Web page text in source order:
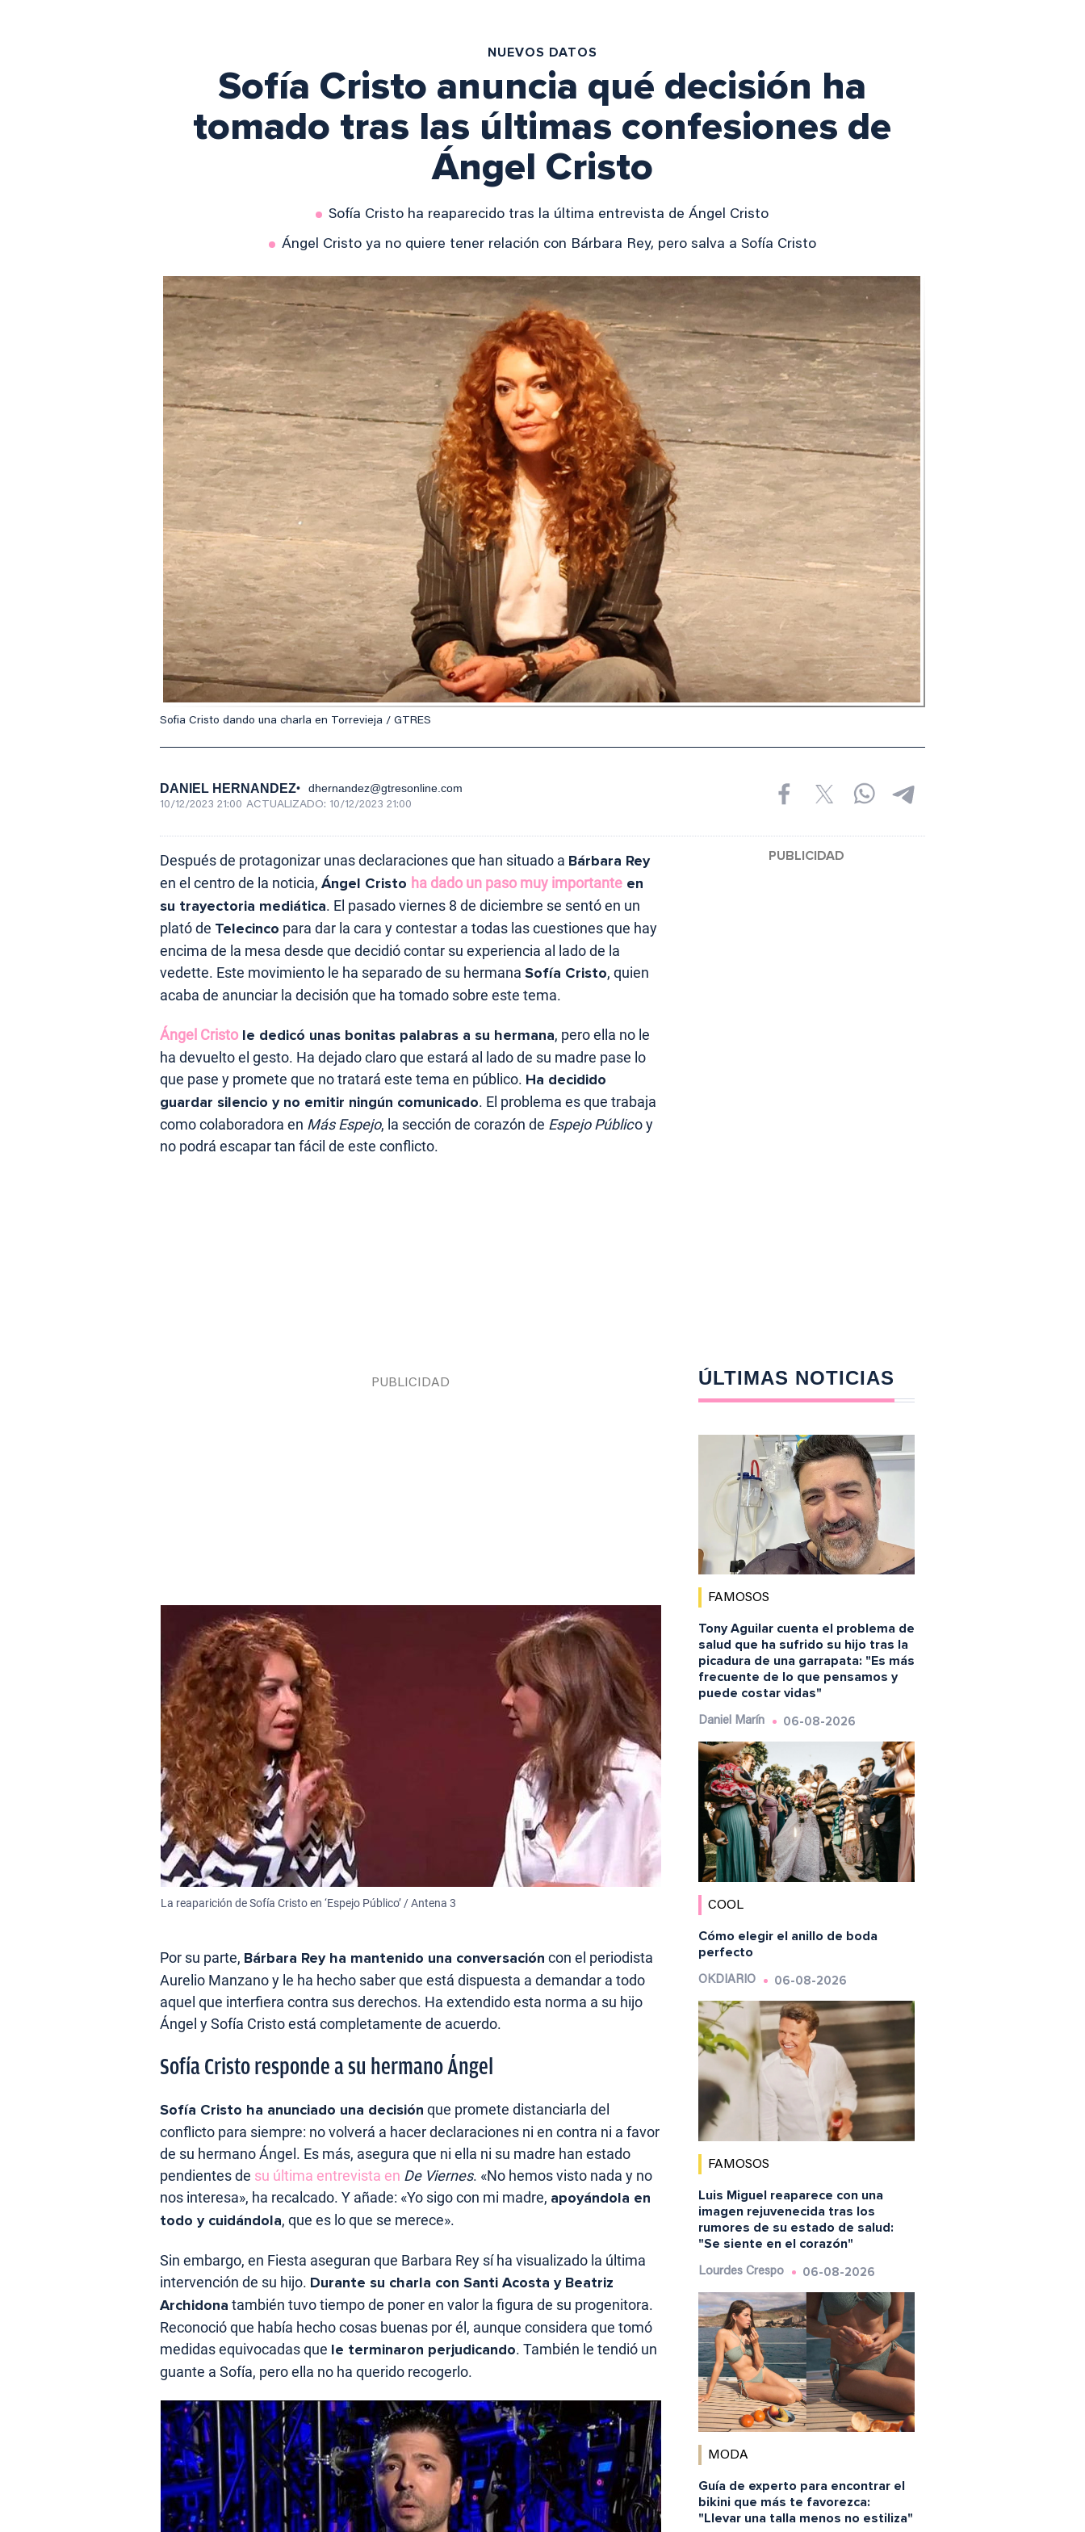
NUEVOS DATOS
Sofía Cristo anuncia qué decisión ha
tomado tras las últimas confesiones de
Ángel Cristo
Sofía Cristo ha reaparecido tras la última entrevista de Ángel Cristo
Ángel Cristo ya no quiere tener relación con Bárbara Rey, pero salva a Sofía Cristo
Sofia Cristo dando una charla en Torrevieja / GTRES
DANIEL HERNANDEZ dhernandez@gtresonline.com
10/12/2023 21:00 ACTUALIZADO: 10/12/2023 21:00
Después de protagonizar unas declaraciones que han situado a Bárbara Rey
en el centro de la noticia, Ángel Cristo ha dado un paso muy importante en
su trayectoria mediática. El pasado viernes 8 de diciembre se sentó en un
plató de Telecinco para dar la cara y contestar a todas las cuestiones que hay
encima de la mesa desde que decidió contar su experiencia al lado de la
vedette. Este movimiento le ha separado de su hermana Sofía Cristo, quien
acaba de anunciar la decisión que ha tomado sobre este tema.
Ángel Cristo le dedicó unas bonitas palabras a su hermana, pero ella no le
ha devuelto el gesto. Ha dejado claro que estará al lado de su madre pase lo
que pase y promete que no tratará este tema en público. Ha decidido
guardar silencio y no emitir ningún comunicado. El problema es que trabaja
como colaboradora en Más Espejo, la sección de corazón de Espejo Público y
no podrá escapar tan fácil de este conflicto.
La reaparición de Sofía Cristo en ‘Espejo Público’ / Antena 3
Por su parte, Bárbara Rey ha mantenido una conversación con el periodista
Aurelio Manzano y le ha hecho saber que está dispuesta a demandar a todo
aquel que interfiera contra sus derechos. Ha extendido esta norma a su hijo
Ángel y Sofía Cristo está completamente de acuerdo.
Sofía Cristo responde a su hermano Ángel
Sofía Cristo ha anunciado una decisión que promete distanciarla del
conflicto para siempre: no volverá a hacer declaraciones ni en contra ni a favor
de su hermano Ángel. Es más, asegura que ni ella ni su madre han estado
pendientes de su última entrevista en De Viernes. «No hemos visto nada y no
nos interesa», ha recalcado. Y añade: «Yo sigo con mi madre, apoyándola en
todo y cuidándola, que es lo que se merece».
Sin embargo, en Fiesta aseguran que Barbara Rey sí ha visualizado la última
intervención de su hijo. Durante su charla con Santi Acosta y Beatriz
Archidona también tuvo tiempo de poner en valor la figura de su progenitora.
Reconoció que había hecho cosas buenas por él, aunque considera que tomó
medidas equivocadas que le terminaron perjudicando. También le tendió un
guante a Sofía, pero ella no ha querido recogerlo.
ÚLTIMAS NOTICIAS
FAMOSOS
Tony Aguilar cuenta el problema de
salud que ha sufrido su hijo tras la
picadura de una garrapata: "Es más
frecuente de lo que pensamos y
puede costar vidas"
Daniel Marín 06-08-2026
COOL
Cómo elegir el anillo de boda
perfecto
OKDIARIO 06-08-2026
FAMOSOS
Luis Miguel reaparece con una
imagen rejuvenecida tras los
rumores de su estado de salud:
"Se siente en el corazón"
Lourdes Crespo 06-08-2026
MODA
Guía de experto para encontrar el
bikini que más te favorezca:
"Llevar una talla menos no estiliza"